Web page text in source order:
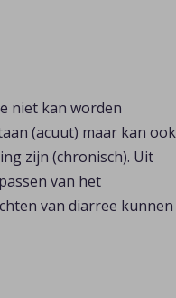
niet kan worden
(acuut) maar kan ook
zijn (chronisch). Uit
van het
van diarree kunnen